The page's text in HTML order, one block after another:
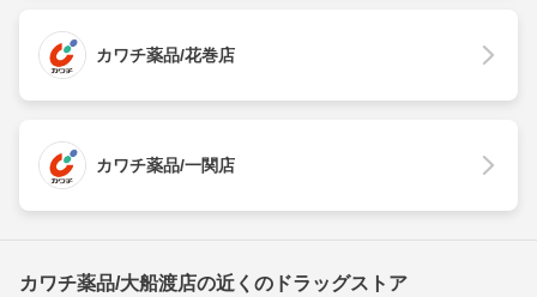
カワチ薬品/花巻店
カワチ薬品/一関店
カワチ薬品/大船渡店の近くのドラッグストア